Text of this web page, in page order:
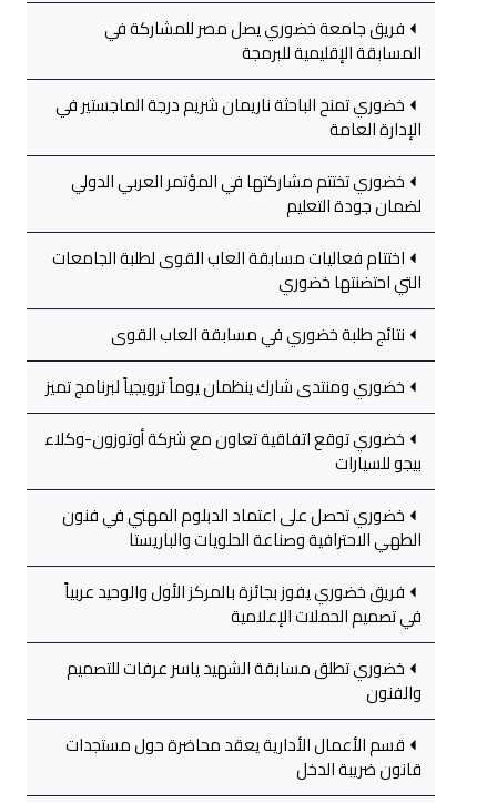
فريق جامعة خضوري يصل مصر للمشاركة في
المسابقة الإقليمية للبرمجة
خضوري تمنح الباحثة ناريمان شريم درجة الماجستير في
الإدارة العامة
خضوري تختتم مشاركتها في المؤتمر العربي الدولي
لضمان جودة التعليم
اختتام فعاليات مسابقة العاب القوى لطلبة الجامعات
التي احتضنتها خضوري
نتائج طلبة خضوري في مسابقة العاب القوى
خضوري ومنتدى شارك ينظمان يوماً ترويجياً لبرنامج تميز
خضوري توقع اتفاقية تعاون مع شركة أوتوزون-وكلاء
بيجو للسيارات
خضوري تحصل على اعتماد الدبلوم المهني في فنون
الطهي الاحترافية وصناعة الحلويات والباريستا
فريق خضوري يفوز بجائزة بالمركز الأول والوحيد عربياً
في تصميم الحملات الإعلامية
خضوري تطلق مسابقة الشهيد ياسر عرفات للتصميم
والفنون
قسم الأعمال الأدارية يعقد محاضرة حول مستجدات
قانون ضريبة الدخل